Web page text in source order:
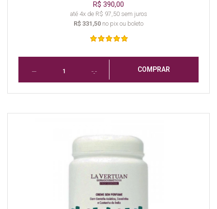
R$ 390,00
até 4x de R$ 97,50 sem juros
R$ 331,50 no pix ou boleto
COMPRAR